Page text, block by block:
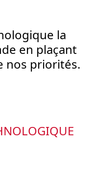
la
en plaçant
nos priorités.